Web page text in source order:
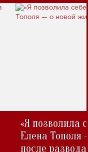
«Я позволила
Елена Тополя
после развода